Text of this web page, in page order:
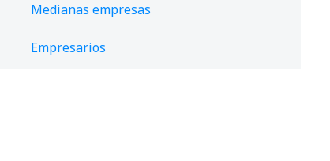
Medianas empresas
Empresarios